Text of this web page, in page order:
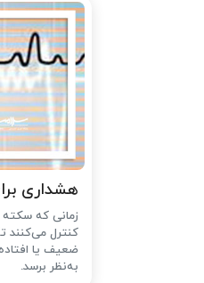
هشداری
زمانی که
کنترل می‌کنند
ضعیف یا
به‌نظر برسد.